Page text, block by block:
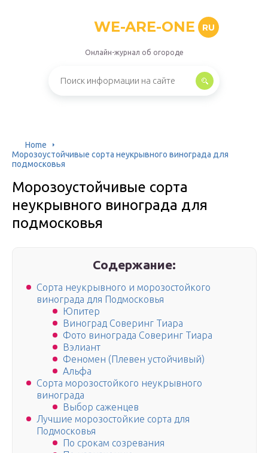
WE-ARE-ONE RU
Онлайн-журнал об огороде
Home
Морозоустойчивые сорта неукрывного винограда для
подмосковья
Морозоустойчивые сорта
неукрывного винограда для
подмосковья
Содержание:
Сорта неукрывного и морозостойкого
винограда для Подмосковья
Юпитер
Виноград Соверинг Тиара
Фото винограда Соверинг Тиара
Вэлиант
Феномен (Плевен устойчивый)
Альфа
Сорта морозостойкого неукрывного
винограда
Выбор саженцев
Лучшие морозостойкие сорта для
Подмосковья
По срокам созревания